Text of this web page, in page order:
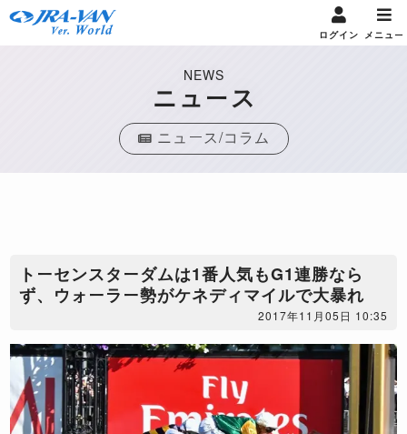
ログイン メニュー
NEWS
ニュース
ニュース/コラム
トーセンスターダムは1番人気もG1連勝なら
ず、ウォーラー勢がケネディマイルで大暴れ
2017年11月05日 10:35